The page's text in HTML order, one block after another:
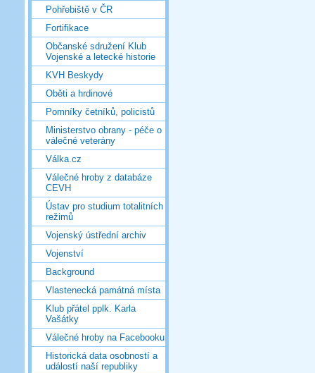
Pohřebiště v ČR
Fortifikace
Občanské sdružení Klub
Vojenské a letecké historie
KVH Beskydy
Oběti a hrdinové
Pomníky četníků, policistů
Ministerstvo obrany - péče o
válečné veterány
Válka.cz
Válečné hroby z databáze
CEVH
Ústav pro studium totalitních
režimů
Vojenský ústřední archiv
Vojenství
Background
Vlastenecká památná místa
Klub přátel pplk. Karla
Vašátky
Válečné hroby na Facebooku
Historická data osobností a
událostí naší republiky